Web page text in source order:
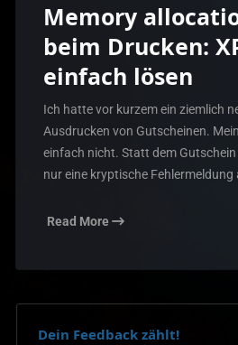
Memory
beim Drucken:
einfach lösen
Ich hatte vor kurzem ein ziemlich
Ausdrucken von Gutscheinen.
einfach nicht. Statt dem
nur eine kryptische
Read More
Dein Feedback zählt!